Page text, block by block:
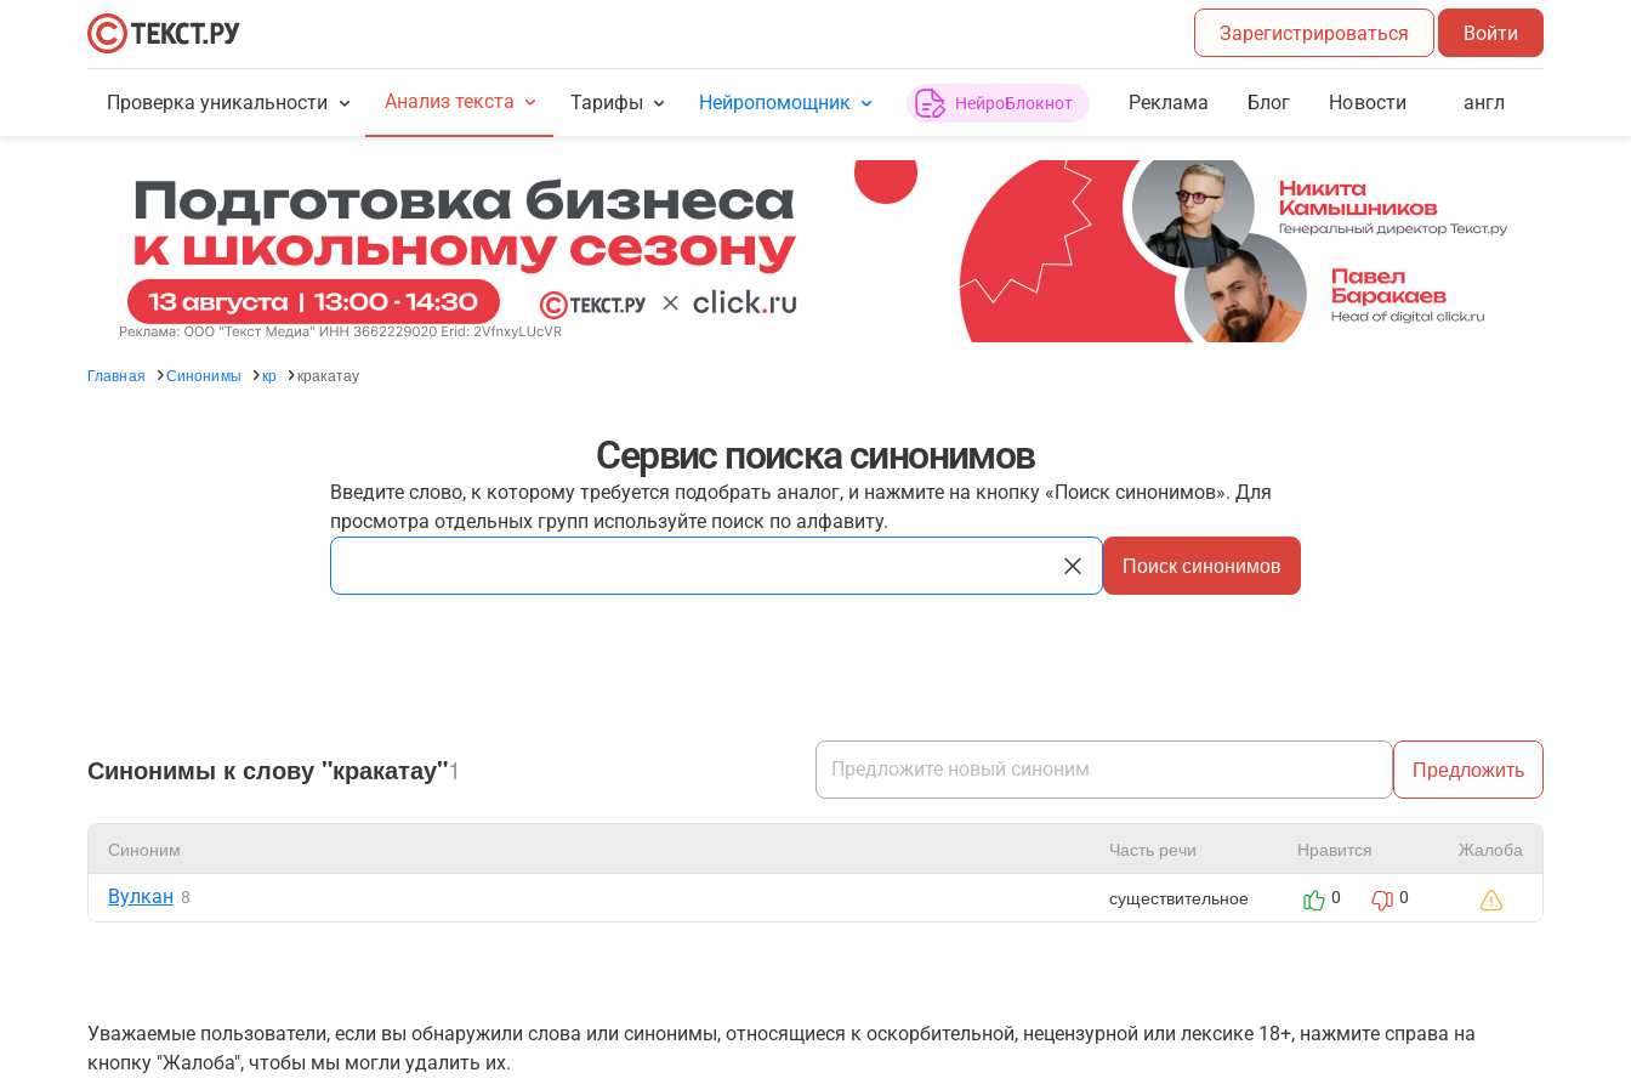
Зарегистрироваться Войти
Проверка уникальности Анализ текста Тарифы Нейропомощник НейроБлокнот Реклама Блог Новости англ
Главная Синонимы кр кракатау
Сервис поиска синонимов
Введите слово, к которому требуется подобрать аналог, и нажмите на кнопку «Поиск синонимов». Для
просмотра отдельных групп используйте поиск по алфавиту.
Поиск синонимов
Синонимы к слову "кракатау"1 Предложить
Синоним Часть речи Нравится Жалоба
Вулкан 8 существительное 0 0
Уважаемые пользователи, если вы обнаружили слова или синонимы, относящиеся к оскорбительной, нецензурной или лексике 18+, нажмите справа на
кнопку "Жалоба", чтобы мы могли удалить их.